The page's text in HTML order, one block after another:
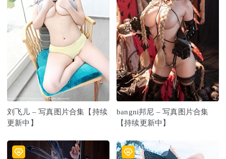
刘飞儿 – 写真图片合集【持续
更新中】
bangni邦尼 – 写真图片合集
【持续更新中】